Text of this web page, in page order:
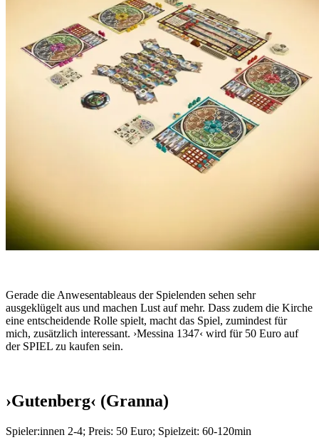
Gerade die Anwesentableaus der Spielenden sehen sehr
ausgeklügelt aus und machen Lust auf mehr. Dass zudem die Kirche
eine entscheidende Rolle spielt, macht das Spiel, zumindest für
mich, zusätzlich interessant. ›Messina 1347‹ wird für 50 Euro auf
der SPIEL zu kaufen sein.
›Gutenberg‹ (Granna)
Spieler:innen 2-4; Preis: 50 Euro; Spielzeit: 60-120min